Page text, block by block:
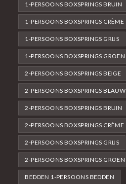
1-PERSOONS BOXSPRINGS BRUIN
1-PERSOONS BOXSPRINGS CRÈME
1-PERSOONS BOXSPRINGS GRIJS
1-PERSOONS BOXSPRINGS GROEN
2-PERSOONS BOXSPRINGS BEIGE
2-PERSOONS BOXSPRINGS BLAUW
2-PERSOONS BOXSPRINGS BRUIN
2-PERSOONS BOXSPRINGS CRÈME
2-PERSOONS BOXSPRINGS GRIJS
2-PERSOONS BOXSPRINGS GROEN
BEDDEN 1-PERSOONS BEDDEN